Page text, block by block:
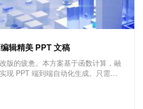
辑精美 PPT 文稿
版的疲惫。本方案基于函数计算，融
现 PPT 端到端自动化生成。只需一
门槛，让人人都能轻松做出专业